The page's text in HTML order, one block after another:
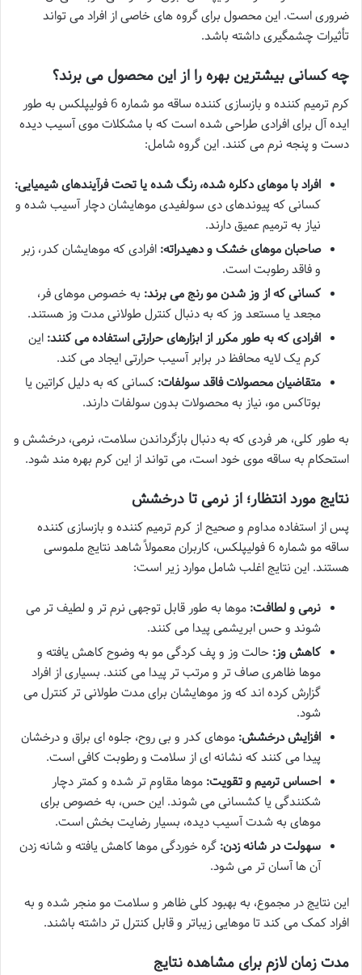
ضروری است. این محصول برای گروه های خاصی از افراد می تواند
تأثیرات چشمگیری داشته باشد.
چه کسانی بیشترین بهره را از این محصول می برند؟
کرم ترمیم کننده و بازسازی کننده ساقه مو شماره 6 فولیپلکس به طور
ایده آل برای افرادی طراحی شده است که با مشکلات موی آسیب دیده
دست و پنجه نرم می کنند. این گروه شامل:
افراد با موهای دکلره شده، رنگ شده یا تحت فرآیندهای شیمیایی:
کسانی که پیوندهای دی سولفیدی موهایشان دچار آسیب شده و
نیاز به ترمیم عمیق دارند.
صاحبان موهای خشک و دهیدراته: افرادی که موهایشان کدر، زبر
و فاقد رطوبت است.
کسانی که از وز شدن مو رنج می برند: به خصوص موهای فر،
مجعد یا مستعد وز که به دنبال کنترل طولانی مدت وز هستند.
افرادی که به طور مکرر از ابزارهای حرارتی استفاده می کنند: این
کرم یک لایه محافظ در برابر آسیب حرارتی ایجاد می کند.
متقاضیان محصولات فاقد سولفات: کسانی که به دلیل کراتین یا
بوتاکس مو، نیاز به محصولات بدون سولفات دارند.
به طور کلی، هر فردی که به دنبال بازگرداندن سلامت، نرمی، درخشش و
استحکام به ساقه موی خود است، می تواند از این کرم بهره مند شود.
نتایج مورد انتظار؛ از نرمی تا درخشش
پس از استفاده مداوم و صحیح از کرم ترمیم کننده و بازسازی کننده
ساقه مو شماره 6 فولیپلکس، کاربران معمولاً شاهد نتایج ملموسی
هستند. این نتایج اغلب شامل موارد زیر است:
نرمی و لطافت: موها به طور قابل توجهی نرم تر و لطیف تر می
شوند و حس ابریشمی پیدا می کنند.
کاهش وز: حالت وز و پف کردگی مو به وضوح کاهش یافته و
موها ظاهری صاف تر و مرتب تر پیدا می کنند. بسیاری از افراد
گزارش کرده اند که وز موهایشان برای مدت طولانی تر کنترل می
شود.
افزایش درخشش: موهای کدر و بی روح، جلوه ای براق و درخشان
پیدا می کنند که نشانه ای از سلامت و رطوبت کافی است.
احساس ترمیم و تقویت: موها مقاوم تر شده و کمتر دچار
شکنندگی یا کشسانی می شوند. این حس، به خصوص برای
موهای به شدت آسیب دیده، بسیار رضایت بخش است.
سهولت در شانه زدن: گره خوردگی موها کاهش یافته و شانه زدن
آن ها آسان تر می شود.
این نتایج در مجموع، به بهبود کلی ظاهر و سلامت مو منجر شده و به
افراد کمک می کند تا موهایی زیباتر و قابل کنترل تر داشته باشند.
مدت زمان لازم برای مشاهده نتایج